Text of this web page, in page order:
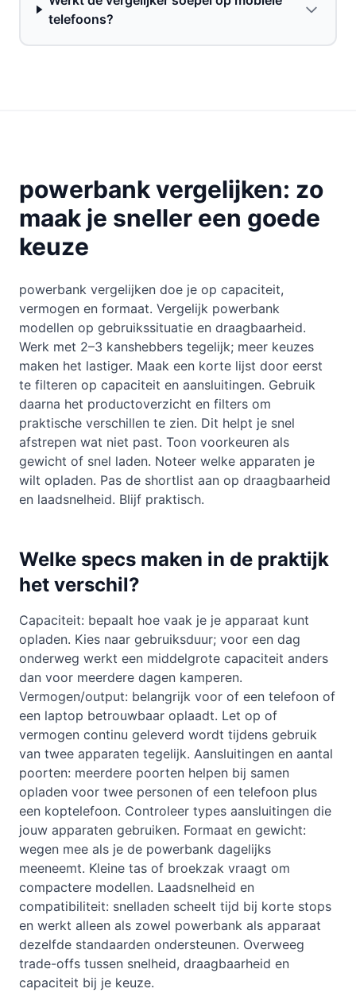
telefoons?
powerbank vergelijken: zo
maak je sneller een goede
keuze
powerbank vergelijken doe je op capaciteit,
vermogen en formaat. Vergelijk powerbank
modellen op gebruikssituatie en draagbaarheid.
Werk met 2–3 kanshebbers tegelijk; meer keuzes
maken het lastiger. Maak een korte lijst door eerst
te filteren op capaciteit en aansluitingen. Gebruik
daarna het productoverzicht en filters om
praktische verschillen te zien. Dit helpt je snel
afstrepen wat niet past. Toon voorkeuren als
gewicht of snel laden. Noteer welke apparaten je
wilt opladen. Pas de shortlist aan op draagbaarheid
en laadsnelheid. Blijf praktisch.
Welke specs maken in de praktijk
het verschil?
Capaciteit: bepaalt hoe vaak je je apparaat kunt
opladen. Kies naar gebruiksduur; voor een dag
onderweg werkt een middelgrote capaciteit anders
dan voor meerdere dagen kamperen.
Vermogen/output: belangrijk voor of een telefoon of
een laptop betrouwbaar oplaadt. Let op of
vermogen continu geleverd wordt tijdens gebruik
van twee apparaten tegelijk. Aansluitingen en aantal
poorten: meerdere poorten helpen bij samen
opladen voor twee personen of een telefoon plus
een koptelefoon. Controleer types aansluitingen die
jouw apparaten gebruiken. Formaat en gewicht:
wegen mee als je de powerbank dagelijks
meeneemt. Kleine tas of broekzak vraagt om
compactere modellen. Laadsnelheid en
compatibiliteit: snelladen scheelt tijd bij korte stops
en werkt alleen als zowel powerbank als apparaat
dezelfde standaarden ondersteunen. Overweeg
trade-offs tussen snelheid, draagbaarheid en
capaciteit bij je keuze.